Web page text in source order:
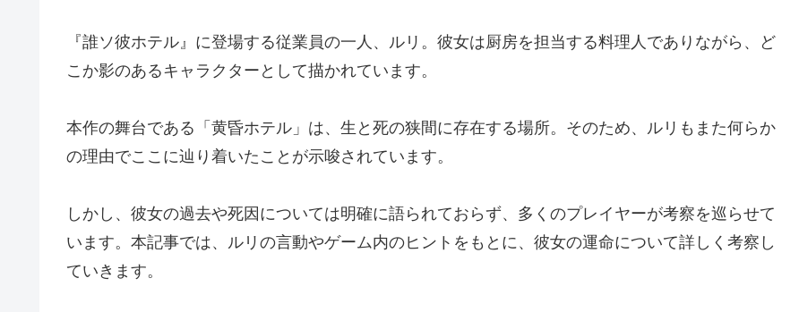
『誰ソ彼ホテル』に登場する従業員の一人、ルリ。彼女は厨房を担当する料理人でありながら、ど
こか影のあるキャラクターとして描かれています。
本作の舞台である「黄昏ホテル」は、生と死の狭間に存在する場所。そのため、ルリもまた何らか
の理由でここに辿り着いたことが示唆されています。
しかし、彼女の過去や死因については明確に語られておらず、多くのプレイヤーが考察を巡らせて
います。本記事では、ルリの言動やゲーム内のヒントをもとに、彼女の運命について詳しく考察し
ていきます。